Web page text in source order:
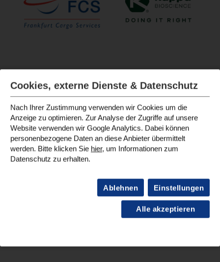
Was dürfen wir für Sie tun?
Jetzt Kontakt aufnehmen »
Cookies, externe Dienste & Datenschutz
Nach Ihrer Zustimmung verwenden wir Cookies um die
Anzeige zu optimieren. Zur Analyse der Zugriffe auf unsere
Website verwenden wir Google Analytics. Dabei können
personenbezogene Daten an diese Anbieter übermittelt
werden. Bitte klicken Sie hier, um Informationen zum
Datenschutz zu erhalten.
Ablehnen Einstellungen
Alle akzeptieren